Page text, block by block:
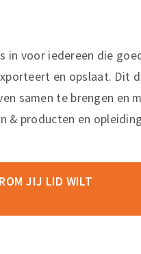
in voor iedereen die
en opslaat. Dit
samen te brengen en
& producten en
JIJ LID WILT